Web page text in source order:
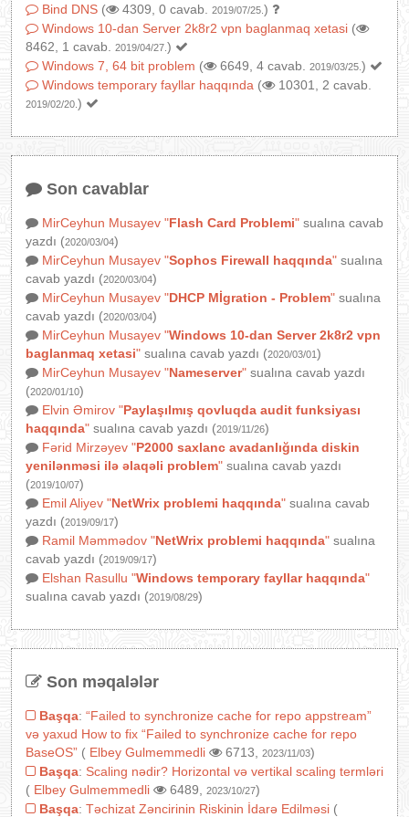
Bind DNS ( 4309, 0 cavab. 2019/07/25. )
Windows 10-dan Server 2k8r2 vpn baglanmaq xetasi (
8462, 1 cavab.
2019/04/27. )
Windows 7, 64 bit problem ( 6649, 4 cavab. 2019/03/25. )
Windows temporary fayllar haqqında ( 10301, 2 cavab.
2019/02/20. )
Son cavablar
MirCeyhun Musayev "Flash Card Problemi" sualına cavab
yazdı (2020/03/04)
MirCeyhun Musayev "Sophos Firewall haqqında" sualına
cavab yazdı (2020/03/04)
MirCeyhun Musayev "DHCP Mİgration - Problem" sualına
cavab yazdı (2020/03/04)
MirCeyhun Musayev "Windows 10-dan Server 2k8r2 vpn
baglanmaq xetasi" sualına cavab yazdı (2020/03/01)
MirCeyhun Musayev "Nameserver" sualına cavab yazdı
(2020/01/10)
Elvin Əmirov "Paylaşılmış qovluqda audit funksiyası
haqqında" sualına cavab yazdı (2019/11/26)
Fərid Mirzəyev "P2000 saxlanc avadanlığında diskin
yenilənməsi ilə əlaqəli problem" sualına cavab yazdı
(2019/10/07)
Emil Aliyev "NetWrix problemi haqqında" sualına cavab
yazdı (2019/09/17)
Ramil Məmmədov "NetWrix problemi haqqında" sualına
cavab yazdı (2019/09/17)
Elshan Rasullu "Windows temporary fayllar haqqında"
sualına cavab yazdı (2019/08/29)
Son məqalələr
Başqa: “Failed to synchronize cache for repo appstream”
və yaxud How to fix “Failed to synchronize cache for repo
BaseOS” ( Elbey Gulmemmedli 6713, 2023/11/03)
Başqa: Scaling nədir? Horizontal və vertikal scaling termləri
( Elbey Gulmemmedli 6489, 2023/10/27)
Başqa: Təchizat Zəncirinin Riskinin İdarə Edilməsi (